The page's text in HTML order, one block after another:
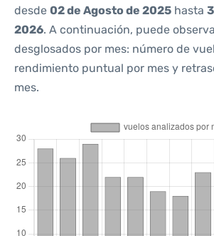
desde 02 de Agosto de 2025 hasta
2026. A continuación, puede
desglosados por mes: número de
rendimiento puntual por mes y
mes.